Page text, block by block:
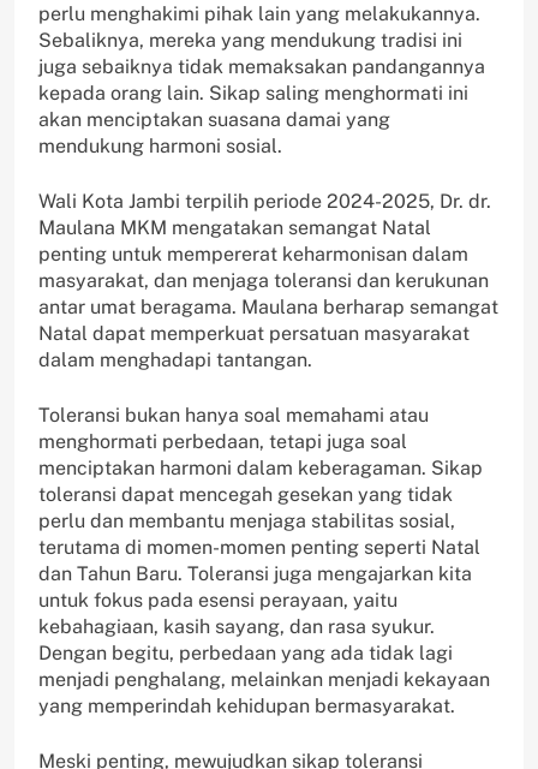
perlu menghakimi pihak lain yang melakukannya.
Sebaliknya, mereka yang mendukung tradisi ini
juga sebaiknya tidak memaksakan pandangannya
kepada orang lain. Sikap saling menghormati ini
akan menciptakan suasana damai yang
mendukung harmoni sosial.
Wali Kota Jambi terpilih periode 2024-2025, Dr. dr.
Maulana MKM mengatakan semangat Natal
penting untuk mempererat keharmonisan dalam
masyarakat, dan menjaga toleransi dan kerukunan
antar umat beragama. Maulana berharap semangat
Natal dapat memperkuat persatuan masyarakat
dalam menghadapi tantangan.
Toleransi bukan hanya soal memahami atau
menghormati perbedaan, tetapi juga soal
menciptakan harmoni dalam keberagaman. Sikap
toleransi dapat mencegah gesekan yang tidak
perlu dan membantu menjaga stabilitas sosial,
terutama di momen-momen penting seperti Natal
dan Tahun Baru. Toleransi juga mengajarkan kita
untuk fokus pada esensi perayaan, yaitu
kebahagiaan, kasih sayang, dan rasa syukur.
Dengan begitu, perbedaan yang ada tidak lagi
menjadi penghalang, melainkan menjadi kekayaan
yang memperindah kehidupan bermasyarakat.
Meski penting, mewujudkan sikap toleransi